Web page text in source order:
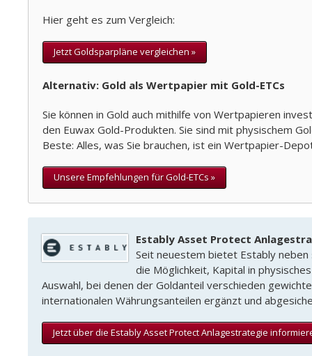
Hier geht es zum Vergleich:
Jetzt Goldsparpläne vergleichen »
Alternativ: Gold als Wertpapier mit Gold-ETCs
Sie können in Gold auch mithilfe von Wertpapieren
den Euwax Gold-Produkten. Sie sind mit physischem
Beste: Alles, was Sie brauchen, ist ein Wertpapier-
Unsere Empfehlungen für Gold-ETCs »
Estably Asset Protect
Seit neuestem bietet Estably neben
die Möglichkeit, Kapital in
Auswahl, bei denen der Goldanteil verschieden
internationalen Währungsanteilen ergänzt und
Jetzt über die Estably Asset Protect Anlagestrategie